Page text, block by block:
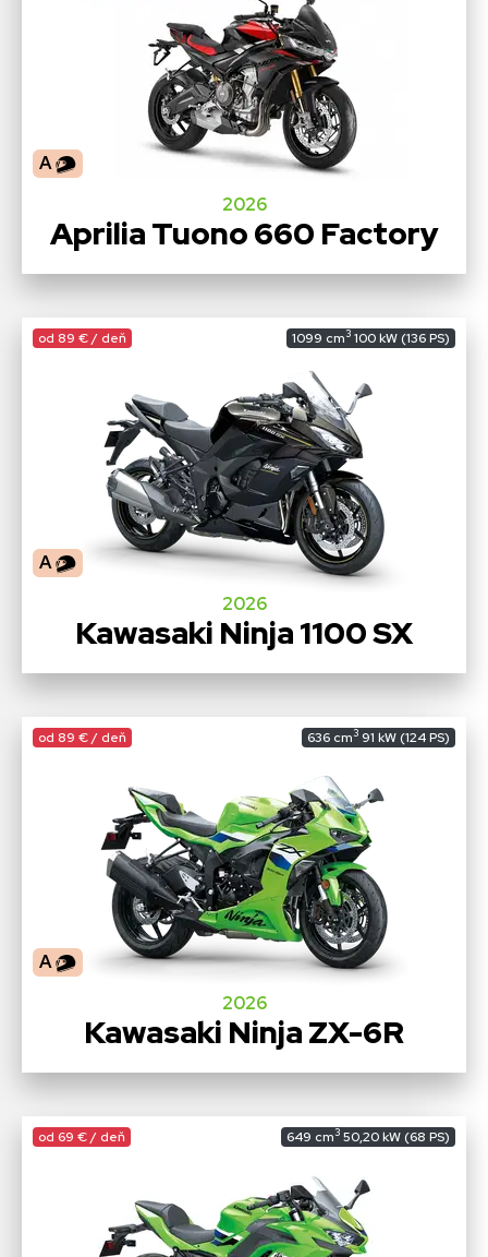
A
2026
Aprilia Tuono 660 Factory
od 89 € / deň 1099 cm3 100 kW (136 PS)
A
2026
Kawasaki Ninja 1100 SX
od 89 € / deň 636 cm3 91 kW (124 PS)
A
2026
Kawasaki Ninja ZX-6R
od 69 € / deň 649 cm3 50,20 kW (68 PS)